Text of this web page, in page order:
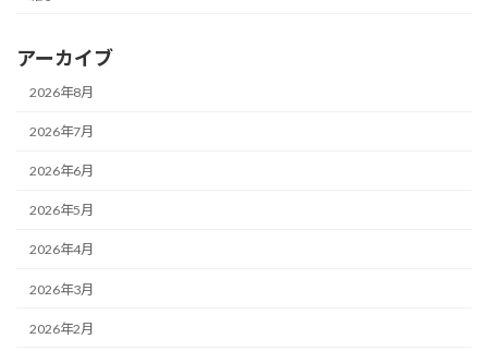
アーカイブ
2026年8月
2026年7月
2026年6月
2026年5月
2026年4月
2026年3月
2026年2月